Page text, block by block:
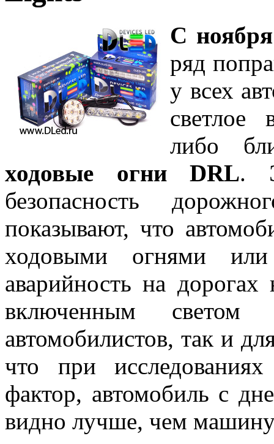
С
ряд
у всех
светлое
либо
ходовые огни DRL.
безопасность
показывают, что
ходовыми огнями
аварийность на
включенным
автомобилистов, так и
что при
фактор, автомобиль с
видно лучше, чем